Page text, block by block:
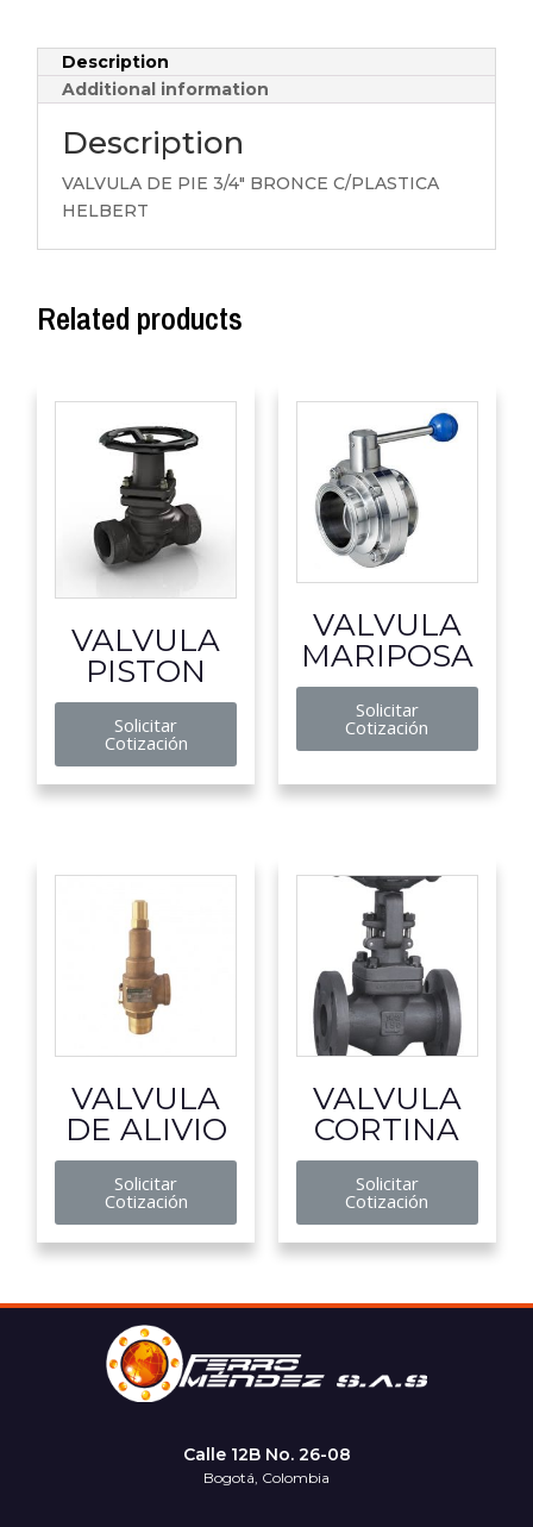
Description
Additional information
Description
VALVULA DE PIE 3/4″ BRONCE C/PLASTICA
HELBERT
Related products
VALVULA
PISTON
Solicitar
Cotización
VALVULA
MARIPOSA
Solicitar
Cotización
VALVULA
DE ALIVIO
Solicitar
Cotización
VALVULA
CORTINA
Solicitar
Cotización
Calle 12B No. 26-08
Bogotá, Colombia